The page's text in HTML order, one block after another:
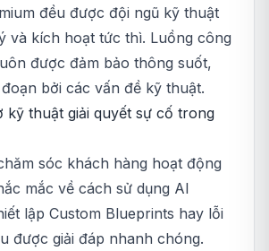
đều được đội ngũ kỹ thuật
và kích hoạt tức thì. Luồng công
được đảm bảo thông suốt,
bởi các vấn đề kỹ thuật.
kỹ thuật giải quyết sự cố trong
sóc khách hàng hoạt động
mắc về cách sử dụng AI
lập Custom Blueprints hay lỗi
được giải đáp nhanh chóng.